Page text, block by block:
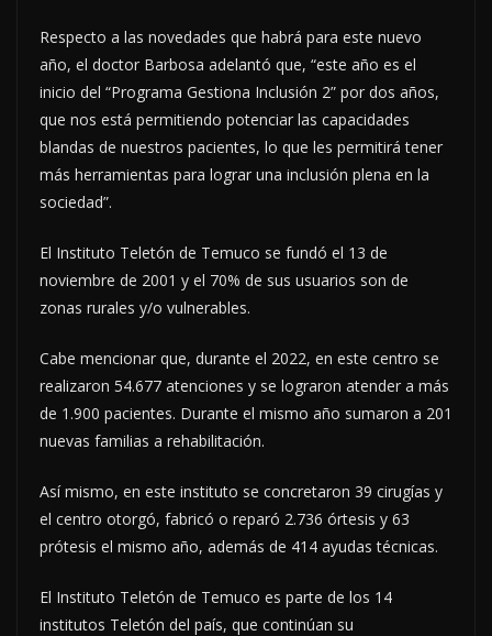
Respecto a las novedades que habrá para este nuevo
año, el doctor Barbosa adelantó que, “este año es el
inicio del “Programa Gestiona Inclusión 2” por dos años,
que nos está permitiendo potenciar las capacidades
blandas de nuestros pacientes, lo que les permitirá tener
más herramientas para lograr una inclusión plena en la
sociedad”.
El Instituto Teletón de Temuco se fundó el 13 de
noviembre de 2001 y el 70% de sus usuarios son de
zonas rurales y/o vulnerables.
Cabe mencionar que, durante el 2022, en este centro se
realizaron 54.677 atenciones y se lograron atender a más
de 1.900 pacientes. Durante el mismo año sumaron a 201
nuevas familias a rehabilitación.
Así mismo, en este instituto se concretaron 39 cirugías y
el centro otorgó, fabricó o reparó 2.736 órtesis y 63
prótesis el mismo año, además de 414 ayudas técnicas.
El Instituto Teletón de Temuco es parte de los 14
institutos Teletón del país, que continúan su